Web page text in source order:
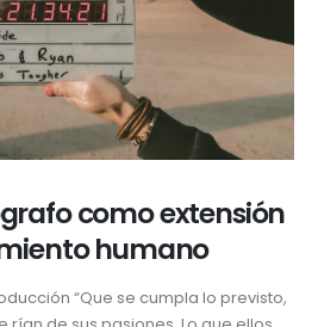
como extensión
humano
“Que se cumpla lo previsto,